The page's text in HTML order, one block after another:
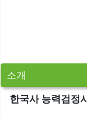
소개
한국사 능력검정